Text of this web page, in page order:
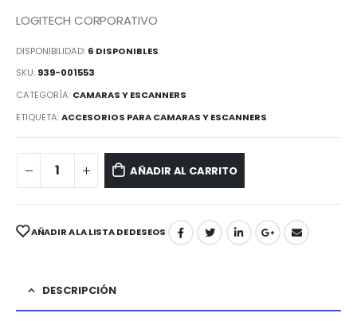
LOGITECH CORPORATIVO
DISPONIBILIDAD: 6 DISPONIBLES
SKU: 939-001553
CATEGORÍA: CAMARAS Y ESCANNERS
ETIQUETA:ACCESORIOS PARA CAMARAS Y ESCANNERS
AÑADIR AL CARRITO
AÑADIR A LA LISTA DE DESEOS
DESCRIPCIÓN